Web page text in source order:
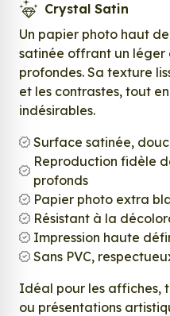
Crystal Satin
Un papier photo haut
satinée offrant un léger
profondes. Sa texture
et les contrastes, tout
indésirables.
Surface satinée,
Reproduction fidèle
profonds
Papier photo extra
Résistant à la
Impression haute
Sans PVC,
Idéal pour les affiches,
ou présentations